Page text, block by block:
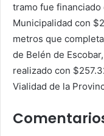
tramo fue
Municipalidad con
metros que
de Belén de
realizado con
Vialidad de la